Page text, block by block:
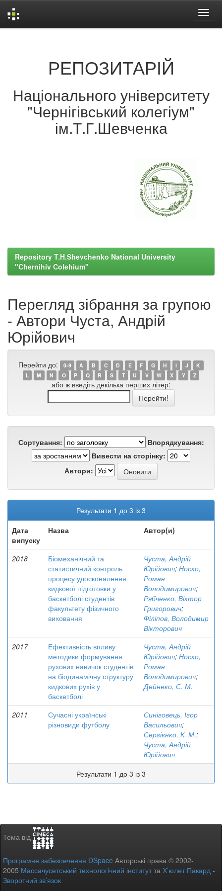
РЕПОЗИТАРІЙ
Національного університету
"Чернігівський колегіум"
ім.Т.Г.Шевченка
Repository T.H.Shevchenko National University
"Chernihiv Colehium"
Перегляд зібрання за групою
- Автори Чуста, Андрій
Юрійович
Перейти до: 0-9 A B C D E F G H I J
K
L
M N O P Q R S T U V W X Y Z
або ж введіть декілька перших літер:
Сортування:
Впорядкування:
Вивести на сторінку:
Автори:
Результати 1 до 3 із 3
Дата
випуску
Назва Автор(и)
2018
Біомеханічний та
статистичний контроль
процесу удосконалення
кидкової підготовки у
баскетболі студентів
факультету фізичного
виховання
Чуста, Андрій
Юрійович; Носко,
Роман
Володимирович;
Рябченко, Віктор
Григорович;
Філіпов, Володимир
Вікторович
2017
Ефективність впливу
методики формування
рухових навичок студентів
на біодинамічну структуру
кидкових рухів у
баскетболі
Чуста, Андрій
Юрійович; Носко,
Роман
Володимирович;
Дейнеко, С. М.
2011
Сучасні українські
різновиди футболу
Синіговець, Ігор
Васильович;
Сергієнко, К. М.;
Чуста, Андрій
Юрійович
Результати 1 до 3 із 3
Тема від
Програмне забезпечення DSpace Авторські права © 2002-
2005 Массачусетський технологічний інститутта Х’юлет Пакард -
Зворотний зв’язок